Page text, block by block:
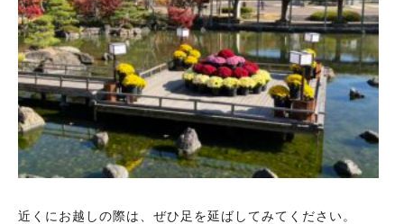
近くにお越しの際は、ぜひ足を延ばしてみてください。